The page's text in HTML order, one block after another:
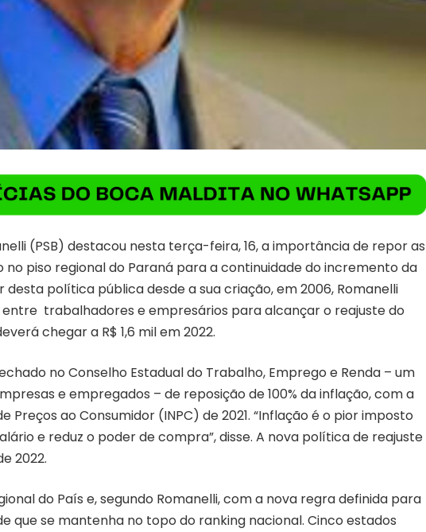
(PSB) destacou nesta terça-feira, 16, a importância de repor as
no piso regional do Paraná para a continuidade do incremento da
desta política pública desde a sua criação, em 2006, Romanelli
trabalhadores e empresários para alcançar o reajuste do
chegar a R$ 1,6 mil em 2022.
no Conselho Estadual do Trabalho, Emprego e Renda – um
e empregados – de reposição de 100% da inflação, com a
Preços ao Consumidor (INPC) de 2021. “Inflação é o pior imposto
e reduz o poder de compra”, disse. A nova política de reajuste
2022.
do País e, segundo Romanelli, com a nova regra definida para
que se mantenha no topo do ranking nacional. Cinco estados